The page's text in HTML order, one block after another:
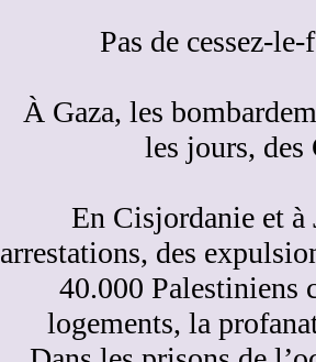
Pas de cessez-
À Gaza, les
les jours, des
En Cisjordanie et à
arrestations, des
40.000 Palestiniens
logements, la